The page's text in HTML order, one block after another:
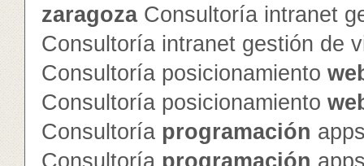
zaragozaConsultoría intranet
Consultoría intranet gestión de
Consultoría posicionamiento
Consultoría posicionamiento
Consultoría programación
Consultoría programación